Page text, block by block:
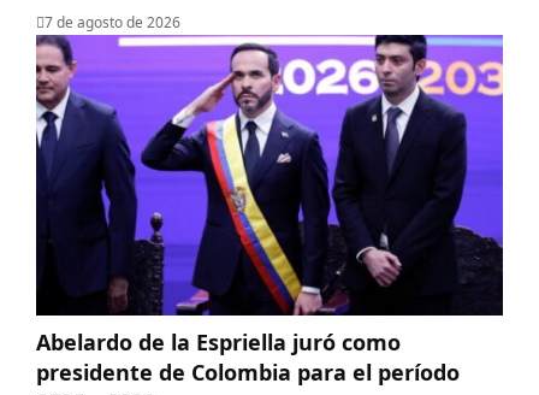
7 de agosto de 2026
Abelardo de la Espriella juró como
presidente de Colombia para el período